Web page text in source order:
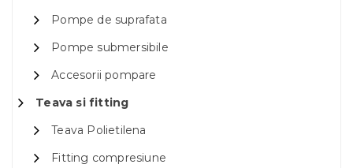
Pompe de suprafata
Pompe submersibile
Accesorii pompare
Teava si fitting
Teava Polietilena
Fitting compresiune